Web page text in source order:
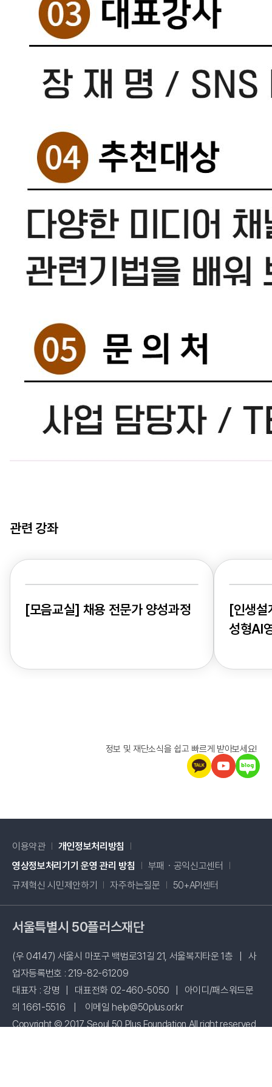
관련 강좌
[모음교실] 채용 전문가 양성과정
[인생
성형AI
정보 및 재단소식을 쉽고 빠르게 받아보세요!
이용약관
개인정보처리방침
영상정보처리기기 운영 관리 방침
부패・공익신고센터 새창 열림
규제혁신 시민제안하기 새창 열림
자주하는질문 50+API센터
서울특별시 50플러스재단
(우 04147) 서울시 마포구 백범로31길 21, 서울복지타운 1층
사
업자등록번호 : 219-82-61209
대표자 : 강명
대표전화 02-460-5050
아이디/패스워드문
의 1661-5516
이메일 help@50plus.or.kr
Copyright © 2017 Seoul 50 Plus Foundation All right reserved